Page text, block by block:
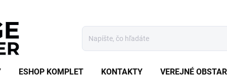
ESHOP KOMPLET KONTAKTY VEREJNÉ